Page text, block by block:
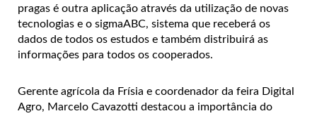
pragas é outra aplicação através da utilização de novas
tecnologias e o sigmaABC, sistema que receberá os
dados de todos os estudos e também distribuirá as
informações para todos os cooperados.
Gerente agrícola da Frísia e coordenador da feira Digital
Agro, Marcelo Cavazotti destacou a importância do